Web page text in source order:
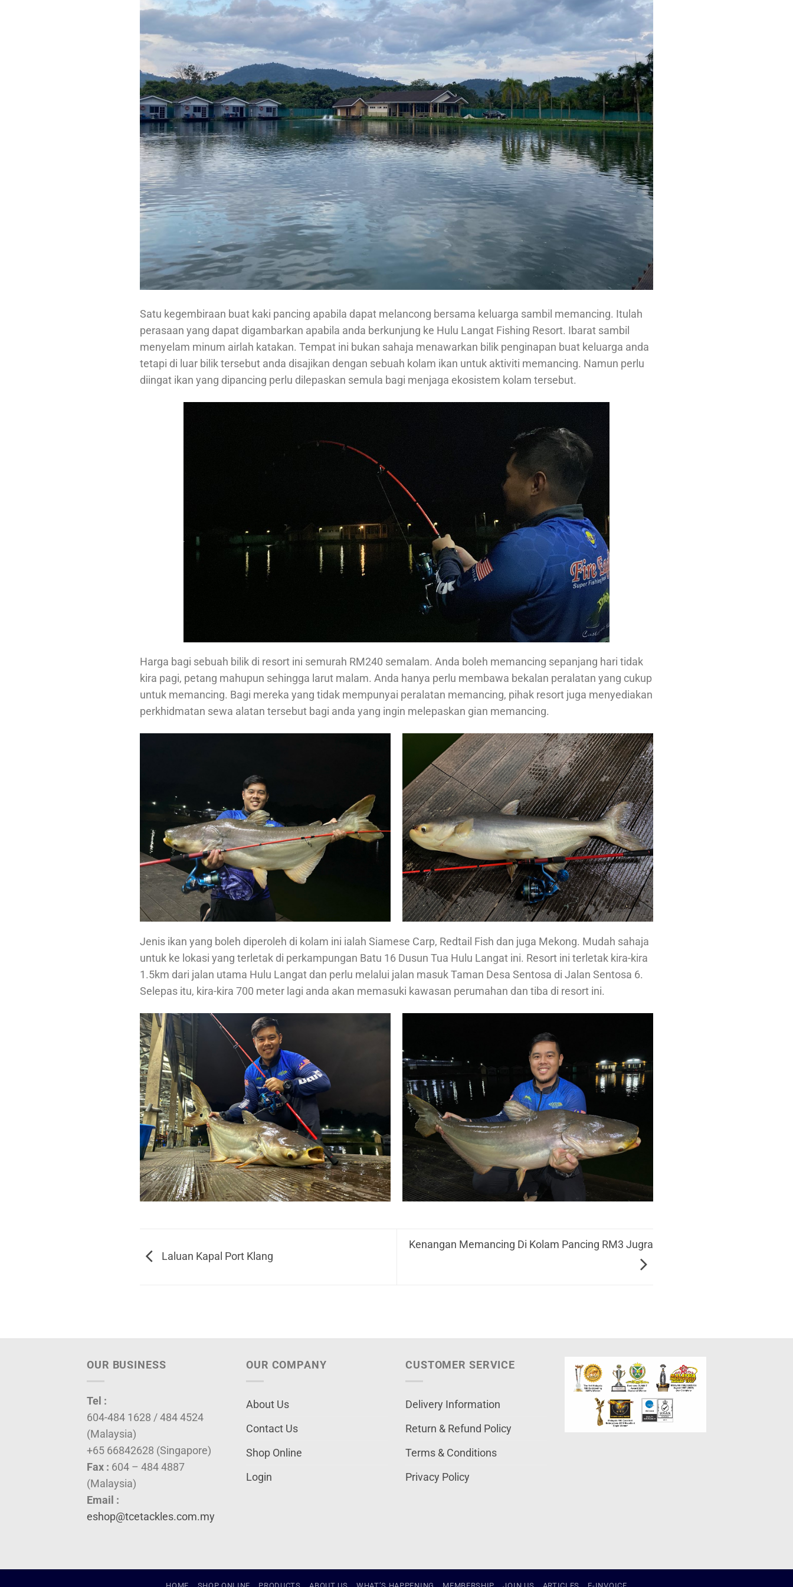
Satu kegembiraan buat kaki pancing apabila dapat melancong bersama keluarga sambil memancing. Itulah
perasaan yang dapat digambarkan apabila anda berkunjung ke Hulu Langat Fishing Resort. Ibarat sambil
menyelam minum airlah katakan. Tempat ini bukan sahaja menawarkan bilik penginapan buat keluarga anda
tetapi di luar bilik tersebut anda disajikan dengan sebuah kolam ikan untuk aktiviti memancing. Namun perlu
diingat ikan yang dipancing perlu dilepaskan semula bagi menjaga ekosistem kolam tersebut.
Harga bagi sebuah bilik di resort ini semurah RM240 semalam. Anda boleh memancing sepanjang hari tidak
kira pagi, petang mahupun sehingga larut malam. Anda hanya perlu membawa bekalan peralatan yang cukup
untuk memancing. Bagi mereka yang tidak mempunyai peralatan memancing, pihak resort juga menyediakan
perkhidmatan sewa alatan tersebut bagi anda yang ingin melepaskan gian memancing.
Jenis ikan yang boleh diperoleh di kolam ini ialah Siamese Carp, Redtail Fish dan juga Mekong. Mudah sahaja
untuk ke lokasi yang terletak di perkampungan Batu 16 Dusun Tua Hulu Langat ini. Resort ini terletak kira-kira
1.5km dari jalan utama Hulu Langat dan perlu melalui jalan masuk Taman Desa Sentosa di Jalan Sentosa 6.
Selepas itu, kira-kira 700 meter lagi anda akan memasuki kawasan perumahan dan tiba di resort ini.
Laluan Kapal Port Klang
Kenangan Memancing Di Kolam Pancing RM3 Jugra
OUR BUSINESS
Tel :
604-484 1628 / 484 4524
(Malaysia)
+65 66842628 (Singapore)
Fax : 604 – 484 4887
(Malaysia)
Email :
eshop@tcetackles.com.my
OUR COMPANY
About Us
Contact Us
Shop Online
Login
CUSTOMER SERVICE
Delivery Information
Return & Refund Policy
Terms & Conditions
Privacy Policy